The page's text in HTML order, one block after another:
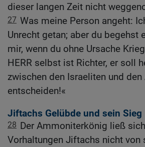
dieser langen Zeit nicht
27 Was meine Person angeht:
Unrecht getan; aber du begehst
mir, wenn du ohne Ursache
HERR selbst ist Richter, er soll
zwischen den Israeliten und
entscheiden!«
Jiftachs Gelübde und sein Sieg
28 Der Ammoniterkönig ließ
Vorhaltungen Jiftachs nicht von